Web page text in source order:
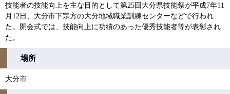
技能者の技能向上を主な目的として第25回大分県技能祭が平成7年11
月12日、大分市下宗方の大分地域職業訓練センターなどで行われ
た。開会式では、技能向上に功績のあった優秀技能者等が表彰され
た。
場所
大分市